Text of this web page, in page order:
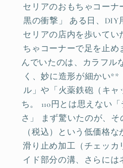
セリアのおもちゃコーナ
黒の衝撃」 ある日、DIY
セリアの店内を歩いてい
ちゃコーナーで足を止め
んでいたのは、カラフル
く、妙に造形が細かい**
ル」や「火薬鉄砲（キャ
ち。 110円とは思えない
さ」 まず驚いたのが、そ
（税込）という低価格
滑り止め加工（チェッカ
イド部分の溝、さらには